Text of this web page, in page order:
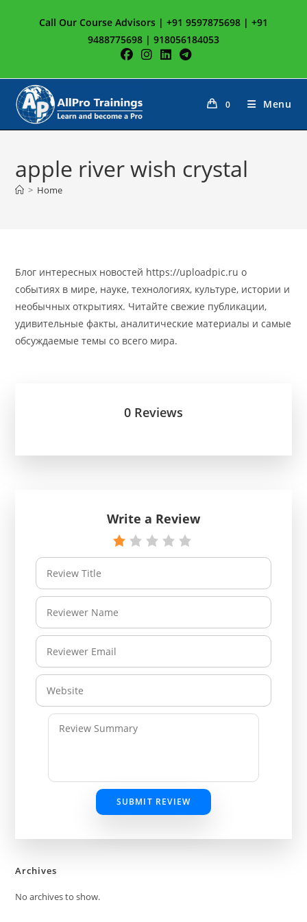
Call Our Course Advisors | +91 9597875698 | +91
9488775698 | 918056184053
0 Menu
apple river wish crystal
> Home
Блог интересных новостей https://uploadpic.ru о
событиях в мире, науке, технологиях, культуре, истории и
необычных открытиях. Читайте свежие публикации,
удивительные факты, аналитические материалы и самые
обсуждаемые темы со всего мира.
0 Reviews
Write a Review
SUBMIT REVIEW
Archives
No archives to show.